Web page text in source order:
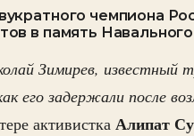
чемпиона
в память Навального
Зимирев, известный
его задержали после
активистка Алипат